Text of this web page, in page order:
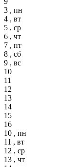
3 , пн
4 , вт
5 , ср
6 , чт
7 , пт
8 , сб
9 , вс
10
11
12
13
14
15
16
10 , пн
11 , вт
12 , ср
13 , чт